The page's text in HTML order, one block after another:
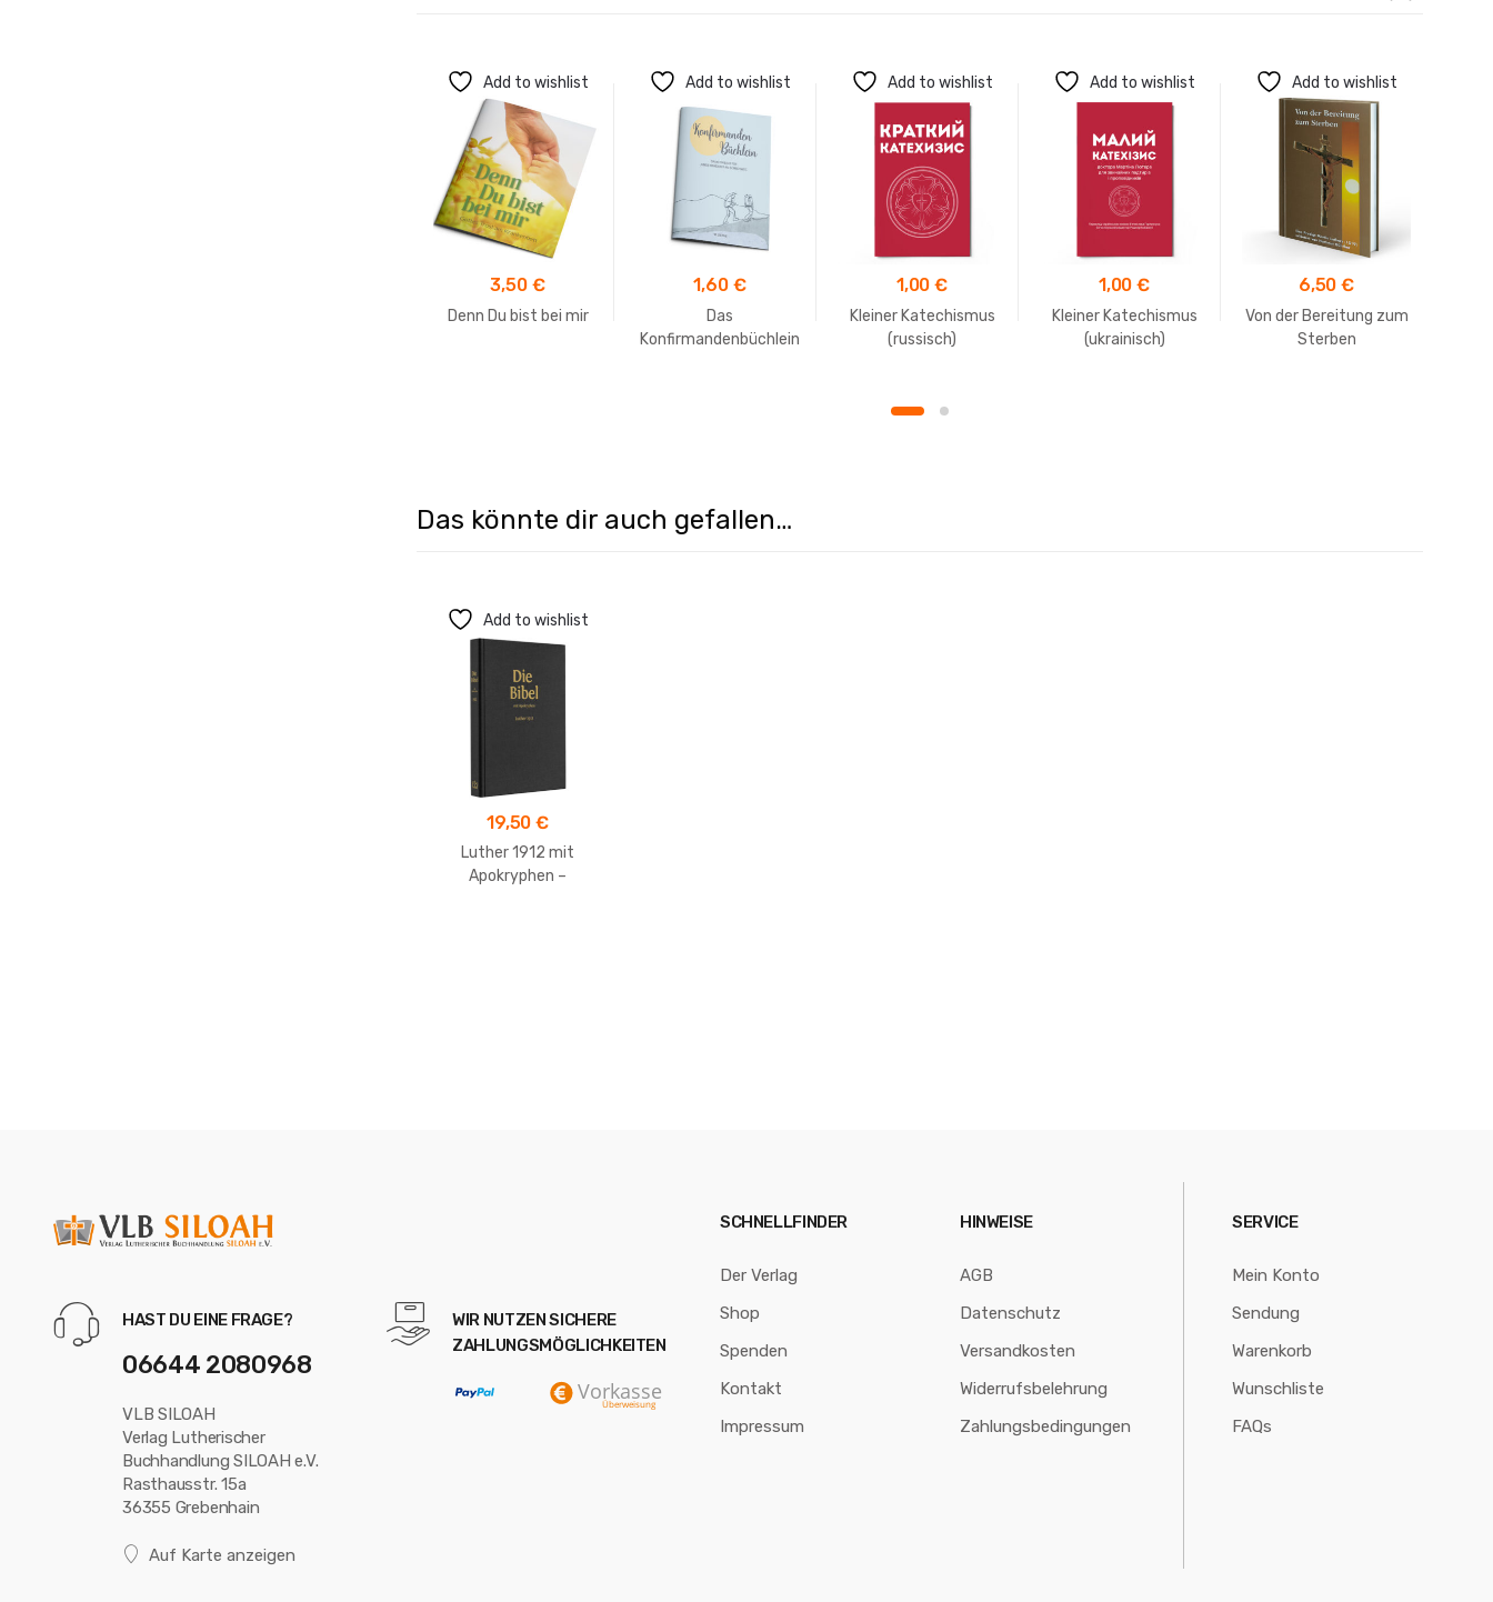
Add to wishlist
3,50 €
Denn Du bist bei mir
Add to wishlist
1,60 €
Das
Konfirmandenbüchlein
Add to wishlist
1,00€
Kleiner Katechismus
(russisch)
Add to wishlist
1,00€
Kleiner Katechismus
(ukrainisch)
Add to wishlist
6,50€
Von der Bereitung zum
Sterben
Das könnte dir auch gefallen…
Add to wishlist
19,50€
Luther 1912 mit
Apokryphen –
HAST DU EINE FRAGE?
06644 2080968
VLB SILOAH
Verlag Lutherischer
Buchhandlung SILOAH e.V.
Rasthausstr. 15a
36355 Grebenhain
Auf Karte anzeigen
WIR NUTZEN SICHERE
ZAHLUNGSMÖGLICHKEITEN
SCHNELLFINDER
Der Verlag
Shop
Spenden
Kontakt
Impressum
HINWEISE
AGB
Datenschutz
Versandkosten
Widerrufsbelehrung
Zahlungsbedingungen
SERVICE
Mein Konto
Sendung
Warenkorb
Wunschliste
FAQs